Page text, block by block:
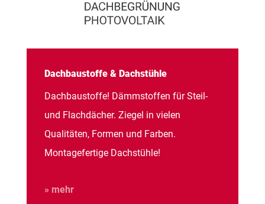
Dachbaustoffe & Dachstühle
Dachbaustoffe! Dämmstoffen für Steil-
und Flachdächer. Ziegel in vielen
Qualitäten, Formen und Farben.
Montagefertige Dachstühle!
» mehr